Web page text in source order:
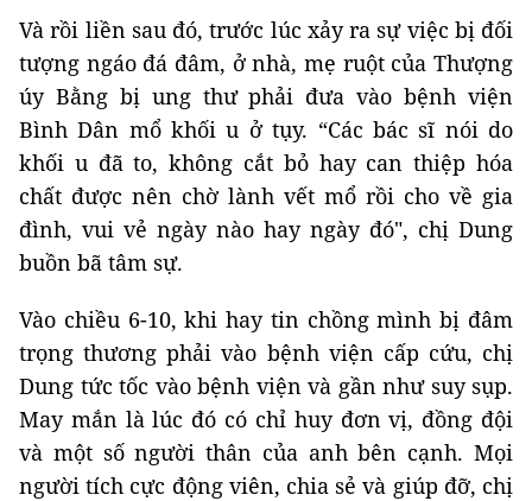
Và rồi liền sau đó, trước lúc xảy ra sự việc bị đối
tượng ngáo đá đâm, ở nhà, mẹ ruột của Thượng
úy Bằng bị ung thư phải đưa vào bệnh viện
Bình Dân mổ khối u ở tụy. “Các bác sĩ nói do
khối u đã to, không cắt bỏ hay can thiệp hóa
chất được nên chờ lành vết mổ rồi cho về gia
đình, vui vẻ ngày nào hay ngày đó", chị Dung
buồn bã tâm sự.
Vào chiều 6-10, khi hay tin chồng mình bị đâm
trọng thương phải vào bệnh viện cấp cứu, chị
Dung tức tốc vào bệnh viện và gần như suy sụp.
May mắn là lúc đó có chỉ huy đơn vị, đồng đội
và một số người thân của anh bên cạnh. Mọi
người tích cực động viên, chia sẻ và giúp đỡ, chị